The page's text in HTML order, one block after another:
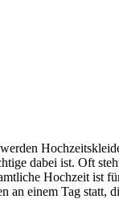
dabei ist. Oft
Hochzeit
einem Tag